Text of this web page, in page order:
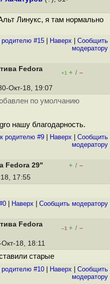
Линукс, я там нормально
родителю #15 Наверх
Cообщить
модератору
Fedora
+1 + / –
Окт-18, 19:07
по умолчанию
нашу благодарность.
родителю #9 Наверх
Cообщить
модератору
Fedora 29" + / –
17:55
Наверх Cообщить модератору
Fedora
–1 + / –
18, 18:11
старые
родителю #10 Наверх
Cообщить
модератору